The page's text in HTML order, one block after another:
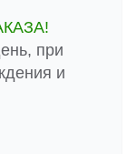
при
и